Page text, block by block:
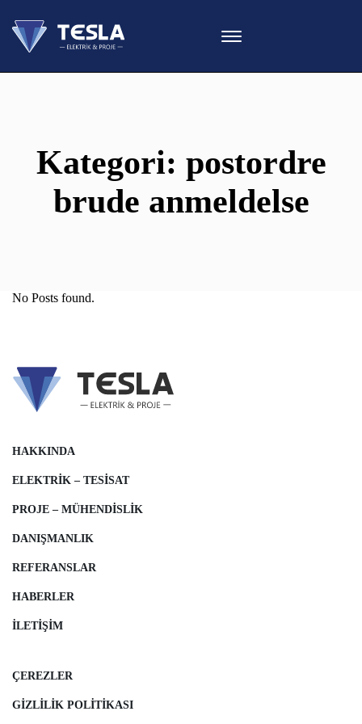
Kategori: postordre
brude anmeldelse
No Posts found.
HAKKINDA
ELEKTRIK – TESISAT
PROJE – MÜHENDISLIK
DANIŞMANLIK
REFERANSLAR
HABERLER
İLETIŞIM
ÇEREZLER
GIZLILIK POLITIKASI